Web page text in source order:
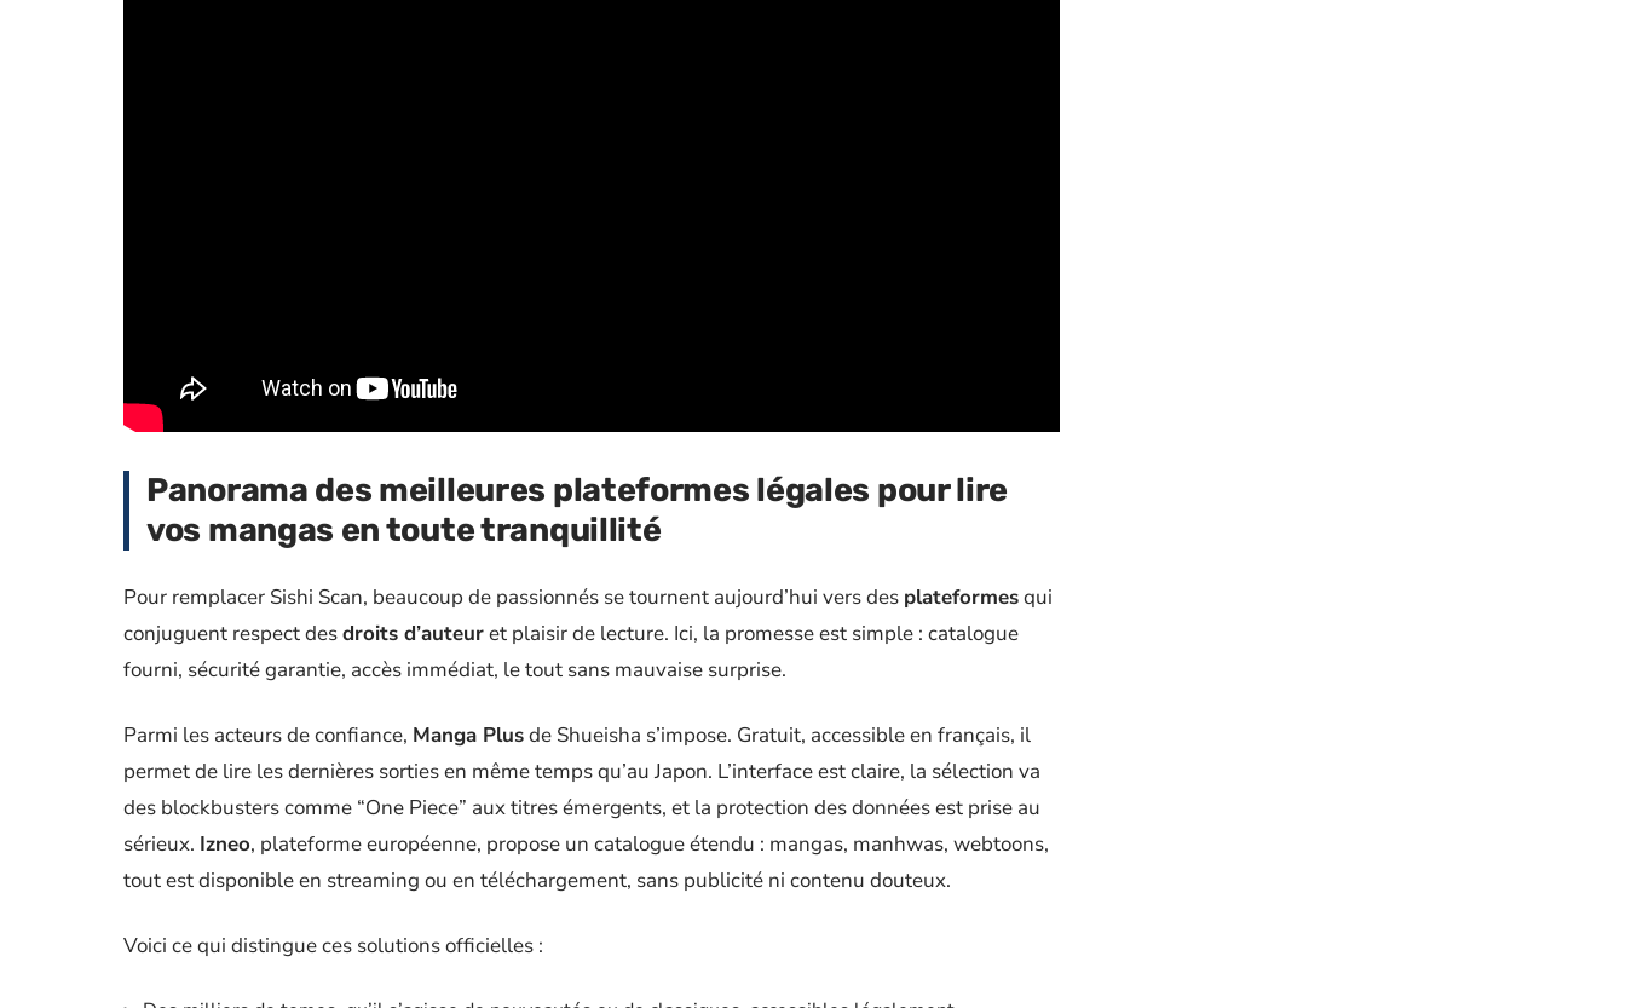
Panorama des meilleures plateformes légales pour lire
vos mangas en toute tranquillité
Pour remplacer Sishi Scan, beaucoup de passionnés se tournent aujourd’hui vers des plateformesqui
conjuguent respect desdroits d’auteuret plaisir de lecture. Ici, la promesse est simple : catalogue
fourni, sécurité garantie, accès immédiat, le tout sans mauvaise surprise.
Parmi les acteurs de confiance, Manga Plusde Shueisha s’impose. Gratuit, accessible en français, il
permet de lire les dernières sorties en même temps qu’au Japon. L’interface est claire, la sélection va
des blockbusters comme “One Piece” aux titres émergents, et la protection des données est prise au
sérieux. Izneo, plateforme européenne, propose un catalogue étendu : mangas, manhwas, webtoons,
tout est disponible en streaming ou en téléchargement, sans publicité ni contenu douteux.
Voici ce qui distingue ces solutions officielles :